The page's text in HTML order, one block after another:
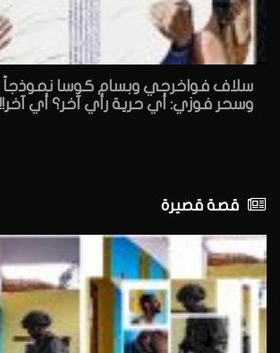
وسحر فوزي: أي حرية رأي آخر؟ أي آخر!!
قصة قصيرة